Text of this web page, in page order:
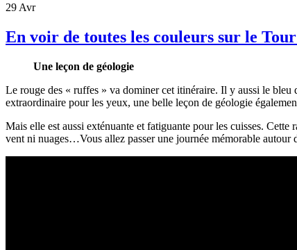
29 Avr
En voir de toutes les couleurs sur le
Une leçon de géologie
Le rouge des « ruffes » va dominer cet itinéraire. Il y aussi le
extraordinaire pour les yeux, une belle leçon de géologie
Mais elle est aussi exténuante et fatiguante pour les cuisses.
vent ni nuages…Vous allez passer une journée mémorable autour